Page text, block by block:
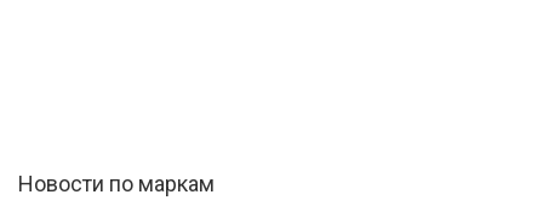
Новости по маркам